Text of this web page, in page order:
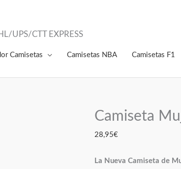
UPS/CTT EXPRESS
Camisetas Camisetas NBA Camisetas F1
Camiseta
28,95€
La Nueva Camiseta de
Camiseta
Bayern